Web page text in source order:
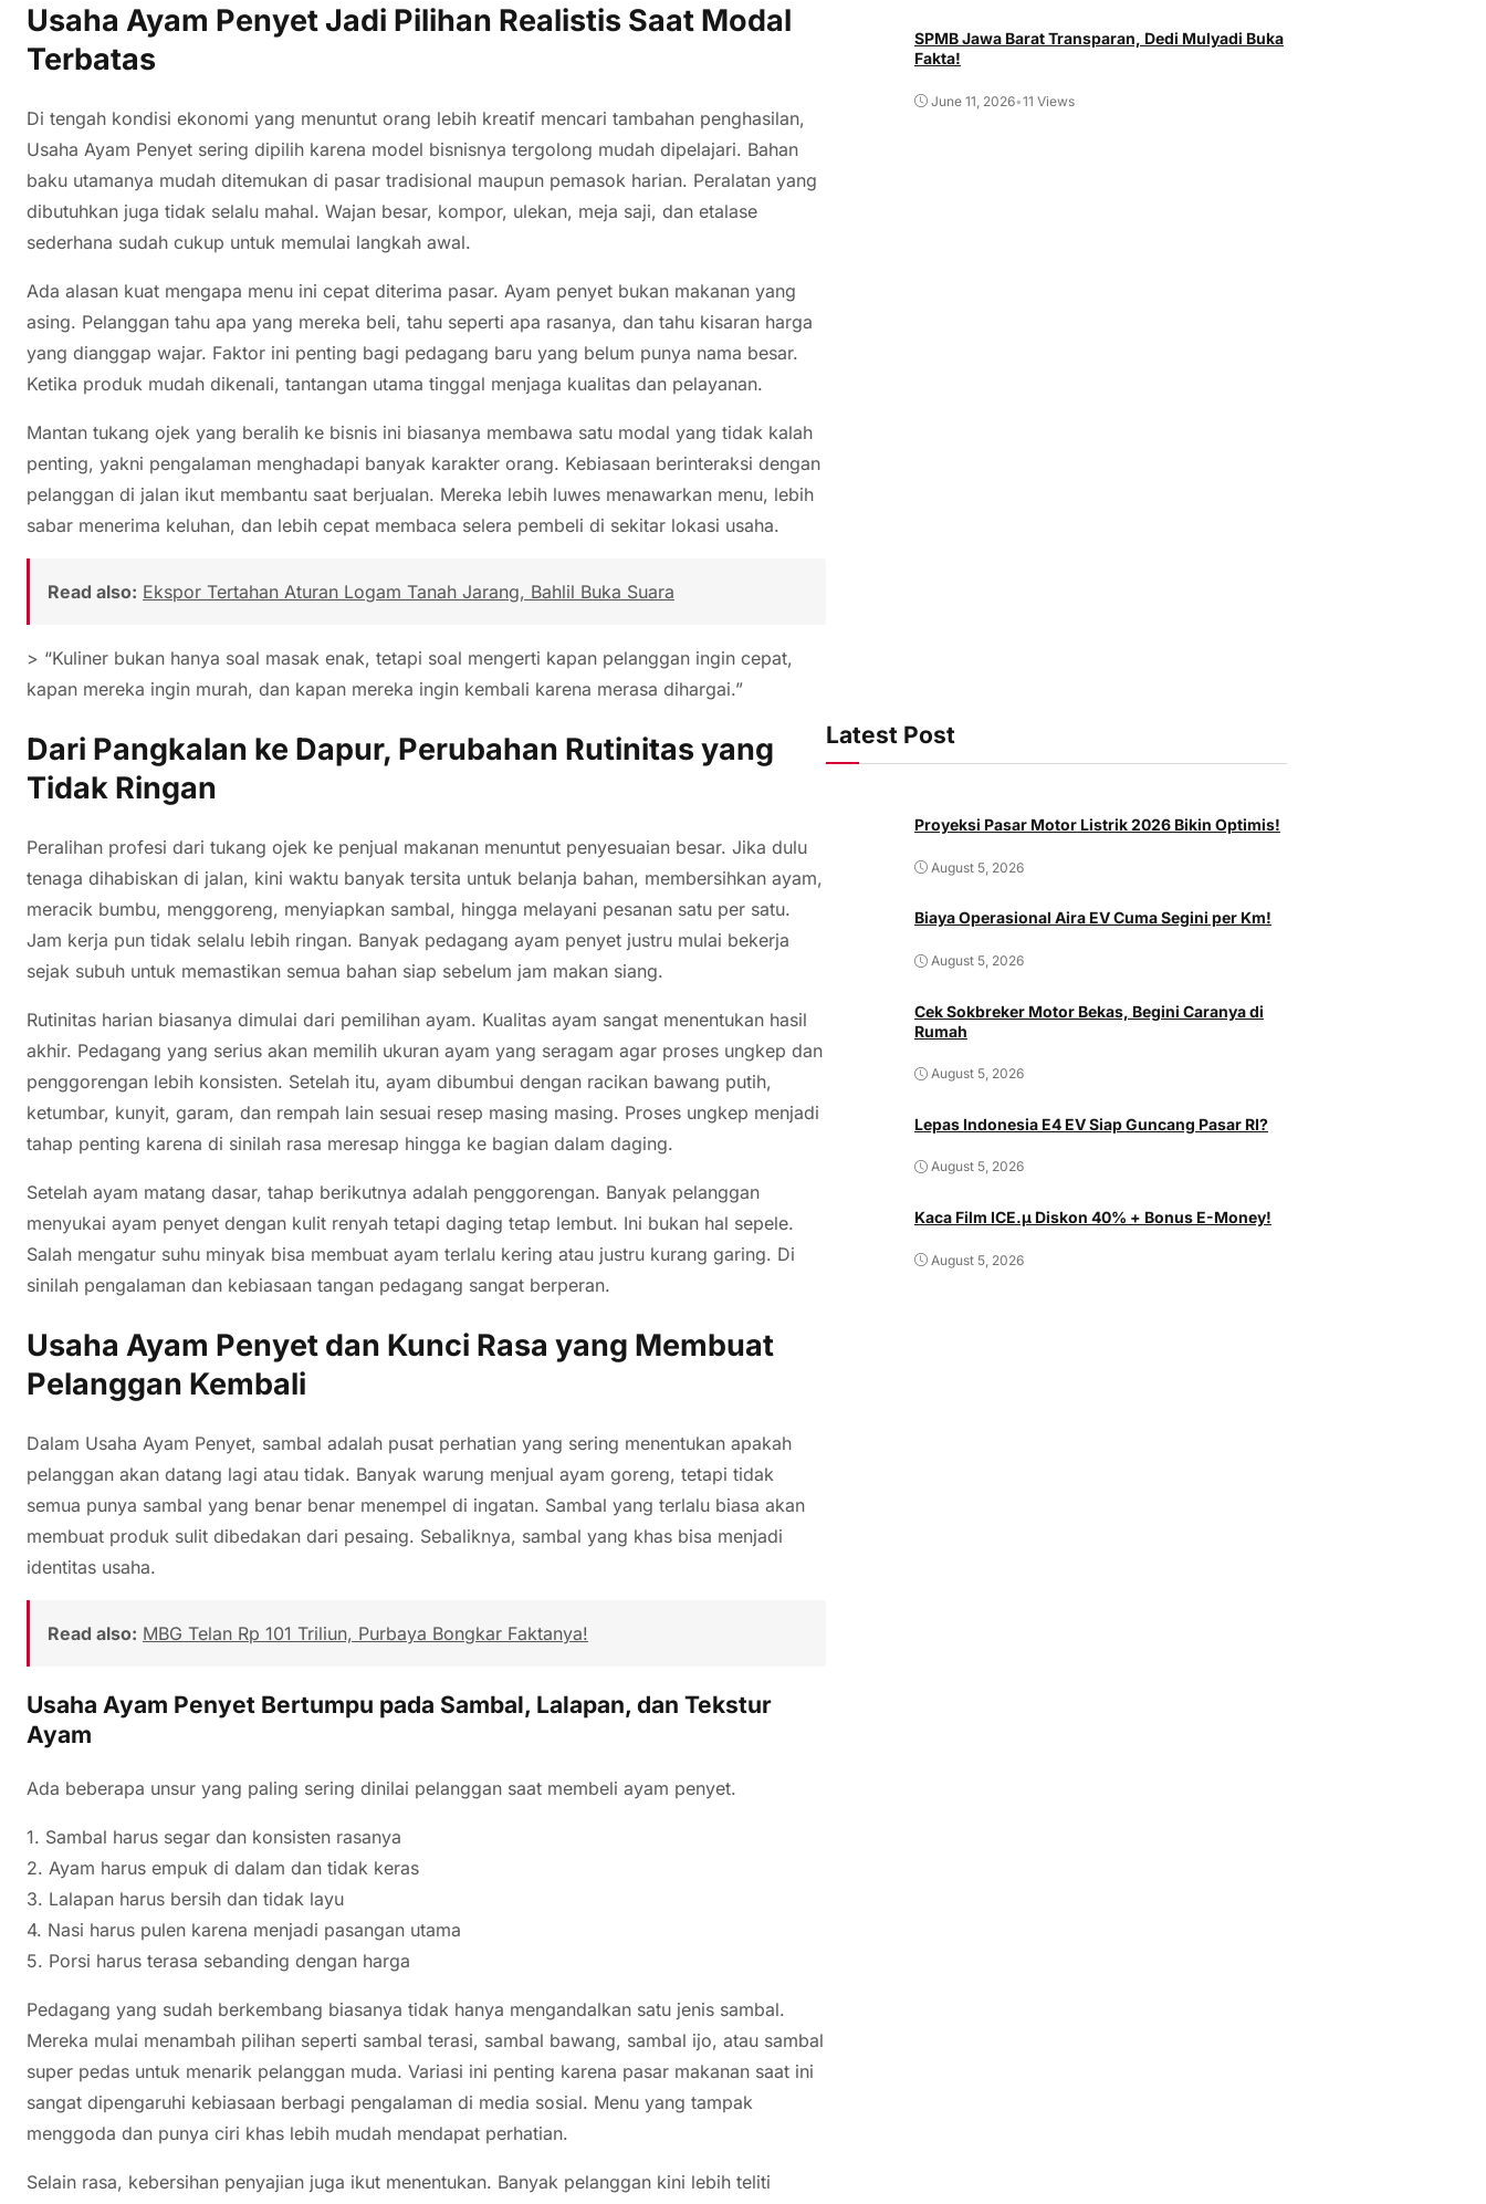
Usaha Ayam Penyet Jadi Pilihan Realistis Saat Modal
Terbatas
Di tengah kondisi ekonomi yang menuntut orang lebih kreatif mencari tambahan penghasilan,
Usaha Ayam Penyet sering dipilih karena model bisnisnya tergolong mudah dipelajari. Bahan
baku utamanya mudah ditemukan di pasar tradisional maupun pemasok harian. Peralatan yang
dibutuhkan juga tidak selalu mahal. Wajan besar, kompor, ulekan, meja saji, dan etalase
sederhana sudah cukup untuk memulai langkah awal.
Ada alasan kuat mengapa menu ini cepat diterima pasar. Ayam penyet bukan makanan yang
asing. Pelanggan tahu apa yang mereka beli, tahu seperti apa rasanya, dan tahu kisaran harga
yang dianggap wajar. Faktor ini penting bagi pedagang baru yang belum punya nama besar.
Ketika produk mudah dikenali, tantangan utama tinggal menjaga kualitas dan pelayanan.
Mantan tukang ojek yang beralih ke bisnis ini biasanya membawa satu modal yang tidak kalah
penting, yakni pengalaman menghadapi banyak karakter orang. Kebiasaan berinteraksi dengan
pelanggan di jalan ikut membantu saat berjualan. Mereka lebih luwes menawarkan menu, lebih
sabar menerima keluhan, dan lebih cepat membaca selera pembeli di sekitar lokasi usaha.
Read also: Ekspor Tertahan Aturan Logam Tanah Jarang, Bahlil Buka Suara
> “Kuliner bukan hanya soal masak enak, tetapi soal mengerti kapan pelanggan ingin cepat,
kapan mereka ingin murah, dan kapan mereka ingin kembali karena merasa dihargai.”
Dari Pangkalan ke Dapur, Perubahan Rutinitas yang
Tidak Ringan
Peralihan profesi dari tukang ojek ke penjual makanan menuntut penyesuaian besar. Jika dulu
tenaga dihabiskan di jalan, kini waktu banyak tersita untuk belanja bahan, membersihkan ayam,
meracik bumbu, menggoreng, menyiapkan sambal, hingga melayani pesanan satu per satu.
Jam kerja pun tidak selalu lebih ringan. Banyak pedagang ayam penyet justru mulai bekerja
sejak subuh untuk memastikan semua bahan siap sebelum jam makan siang.
Rutinitas harian biasanya dimulai dari pemilihan ayam. Kualitas ayam sangat menentukan hasil
akhir. Pedagang yang serius akan memilih ukuran ayam yang seragam agar proses ungkep dan
penggorengan lebih konsisten. Setelah itu, ayam dibumbui dengan racikan bawang putih,
ketumbar, kunyit, garam, dan rempah lain sesuai resep masing masing. Proses ungkep menjadi
tahap penting karena di sinilah rasa meresap hingga ke bagian dalam daging.
Setelah ayam matang dasar, tahap berikutnya adalah penggorengan. Banyak pelanggan
menyukai ayam penyet dengan kulit renyah tetapi daging tetap lembut. Ini bukan hal sepele.
Salah mengatur suhu minyak bisa membuat ayam terlalu kering atau justru kurang garing. Di
sinilah pengalaman dan kebiasaan tangan pedagang sangat berperan.
Usaha Ayam Penyet dan Kunci Rasa yang Membuat
Pelanggan Kembali
Dalam Usaha Ayam Penyet, sambal adalah pusat perhatian yang sering menentukan apakah
pelanggan akan datang lagi atau tidak. Banyak warung menjual ayam goreng, tetapi tidak
semua punya sambal yang benar benar menempel di ingatan. Sambal yang terlalu biasa akan
membuat produk sulit dibedakan dari pesaing. Sebaliknya, sambal yang khas bisa menjadi
identitas usaha.
Read also: MBG Telan Rp 101 Triliun, Purbaya Bongkar Faktanya!
Usaha Ayam Penyet Bertumpu pada Sambal, Lalapan, dan Tekstur
Ayam
Ada beberapa unsur yang paling sering dinilai pelanggan saat membeli ayam penyet.
1. Sambal harus segar dan konsisten rasanya
2. Ayam harus empuk di dalam dan tidak keras
3. Lalapan harus bersih dan tidak layu
4. Nasi harus pulen karena menjadi pasangan utama
5. Porsi harus terasa sebanding dengan harga
Pedagang yang sudah berkembang biasanya tidak hanya mengandalkan satu jenis sambal.
Mereka mulai menambah pilihan seperti sambal terasi, sambal bawang, sambal ijo, atau sambal
super pedas untuk menarik pelanggan muda. Variasi ini penting karena pasar makanan saat ini
sangat dipengaruhi kebiasaan berbagi pengalaman di media sosial. Menu yang tampak
menggoda dan punya ciri khas lebih mudah mendapat perhatian.
Selain rasa, kebersihan penyajian juga ikut menentukan. Banyak pelanggan kini lebih teliti
SPMB Jawa Barat Transparan, Dedi Mulyadi Buka
Fakta!
June 11, 2026•11 Views
Latest Post
Proyeksi Pasar Motor Listrik 2026 Bikin Optimis!
August 5, 2026
Biaya Operasional Aira EV Cuma Segini per Km!
August 5, 2026
Cek Sokbreker Motor Bekas, Begini Caranya di
Rumah
August 5, 2026
Lepas Indonesia E4 EV Siap Guncang Pasar RI?
August 5, 2026
Kaca Film ICE.µ Diskon 40% + Bonus E-Money!
August 5, 2026